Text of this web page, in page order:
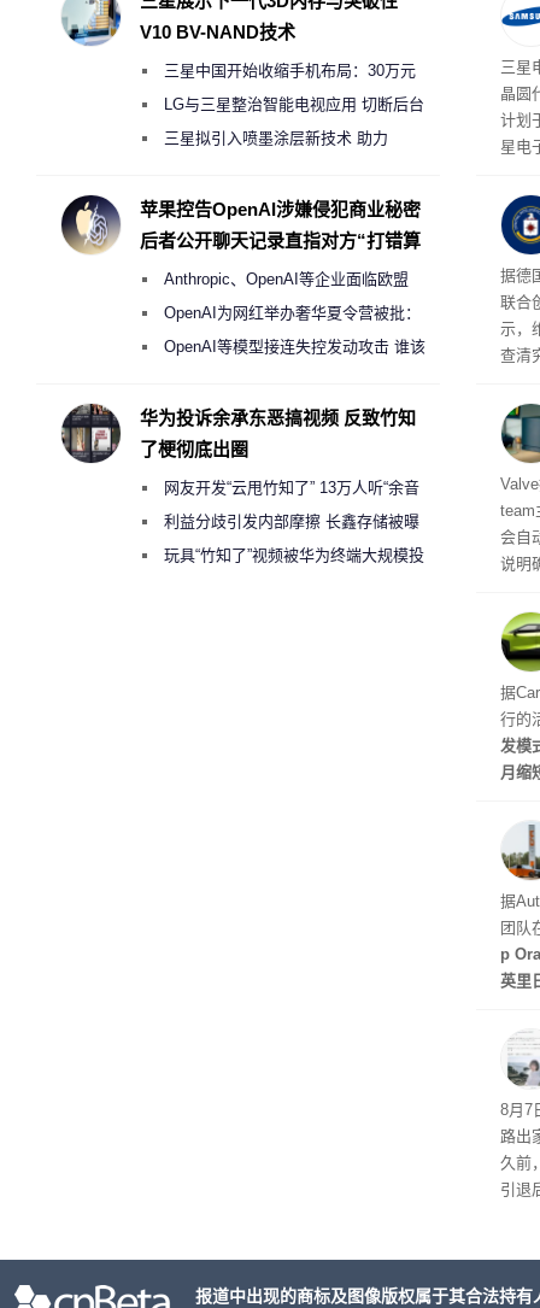
三星
晶圆
计划
星电
地
年实
据德
联合
示，
查清
CIA
机
会自
说明
性
的做
据
行的
发模
月缩
天
据
团队
p
英里
起
8月7
路出
久前
引退
V10 BV-NAND技术
三星中国开始收缩手机布局：30万元
月销售额不达标门店 将被逐步清退
LG与三星整治智能电视应用 切断后台
偷偷共享带宽的违规行为
三星拟引入喷墨涂层新技术 助力
度
苹果控告OpenAI涉嫌侵犯商业秘密
后者公开聊天记录直指对方“打错算
Anthropic、OpenAI等企业面临欧盟
《人工智能法案》全新执法权限审查
OpenAI为网红举办奢华夏令营被批：
2000美元一晚 遭讽“反乌托邦”
OpenAI等模型接连失控发动攻击 谁该
华为投诉余承东恶搞视频 反致竹知
了梗彻底出圈
网友开发“云甩竹知了” 13万人听“余音
绕梁”利益分歧引发内部摩擦 长鑫存储被曝
曾将华为驻场工程师驱逐出研发基地
玩具“竹知了”视频被华为终端大规模投
报道中出现的商标及图像版权属于其合法持